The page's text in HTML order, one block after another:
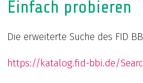
Einfach probieren
Die erweiterte Suche des FID
https://katalog.fid-bbi.de/